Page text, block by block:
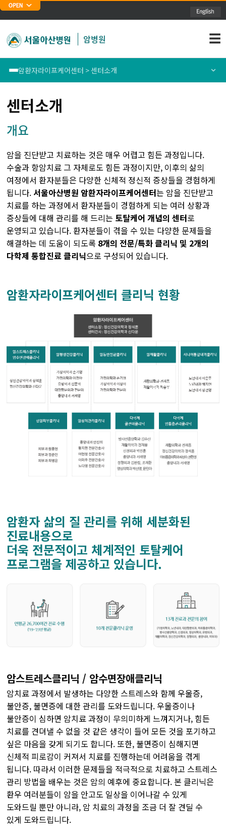
주메뉴 바로가기
본문 바로가기
암병원 ☰
암환자라이프케어센터 > 센터소개
대장암센터
유방암센터
간암센터
두경부암센터
담도ㆍ췌장암센터
혈액암ㆍ골수이식센터
육종ㆍ희귀암센터
뇌종양센터
피부암센터
유전체맞춤암치료센터
완화의료센터
암환자라이프케어센터
암정보
센터소개
개요
암을 진단받고 치료하는 것은 매우 어렵고 힘든 과정입니다.
수술과 항암치료 그 자체로도 힘든 과정이지만, 이후의 삶의
여정에서 환자분들은 다양한 신체적 정신적 증상들을 경험하게
됩니다. 서울아산병원 암환자라이프케어센터는 암을 진단받고
치료를 하는 과정에서 환자분들이 경험하게 되는 여러 상황과
증상들에 대해 관리를 해 드리는 토탈케어 개념의 센터로
운영되고 있습니다. 환자분들이 겪을 수 있는 다양한 문제들을
해결하는 데 도움이 되도록 8개의 전문/특화 클리닉 및 2개의
다학제 통합진료 클리닉으로 구성되어 있습니다.
암환자라이프케어센터 클리닉 현황
암환자 삶의 질 관리를 위해 세분화된
진료내용으로
더욱 전문적이고 체계적인 토탈케어
프로그램을 제공하고 있습니다.
암스트레스클리닉 / 암수면장애클리닉
암치료 과정에서 발생하는 다양한 스트레스와 함께 우울증,
불안증, 불면증에 대한 관리를 도와드립니다. 우울증이나
불안증이 심하면 암치료 과정이 무의미하게 느껴지거나, 힘든
치료를 견뎌낼 수 없을 것 같은 생각이 들어 모든 것을 포기하고
싶은 마음을 갖게 되기도 합니다. 또한, 불면증이 심해지면
신체적 피로감이 커져서 치료를 진행하는데 어려움을 겪게
됩니다. 따라서 이러한 문제들을 적극적으로 치료하고 스트레스
관리 방법을 배우는 것은 암의 예후에 중요합니다. 본 클리닉은
환우 여러분들이 암을 안고도 일상을 이어나갈 수 있게
도와드릴 뿐만 아니라, 암 치료의 과정을 조금 더 잘 견딜 수
있게 도와드립니다.